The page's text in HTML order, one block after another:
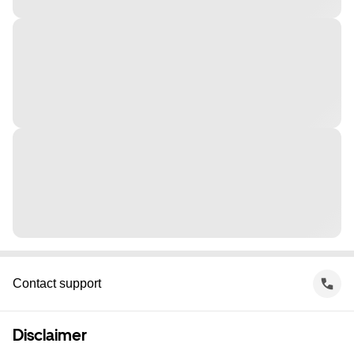
Contact support
Disclaimer